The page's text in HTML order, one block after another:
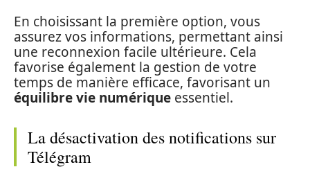
En choisissant la première option, vous
assurez vos informations, permettant ainsi
une reconnexion facile ultérieure. Cela
favorise également la gestion de votre
temps de manière efficace, favorisant un
équilibre vie numérique essentiel.
La désactivation des notifications sur
Télégram